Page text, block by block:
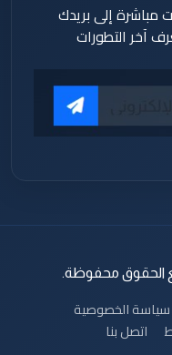
مباشرة إلى بريدك
آخر التطورات
سياسة الخصوصية
اتصل بنا